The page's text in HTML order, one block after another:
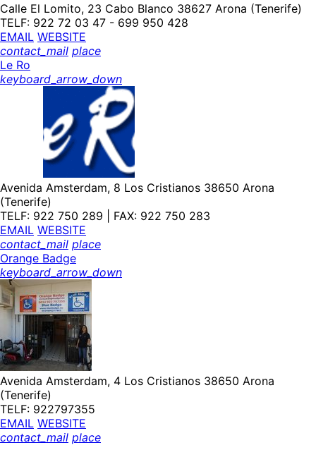
Calle El Lomito, 23 Cabo Blanco 38627 Arona (Tenerife)
TELF: 922 72 03 47 - 699 950 428
EMAIL WEBSITE
contact_mail place
Le Ro
keyboard_arrow_down
Avenida Amsterdam, 8 Los Cristianos 38650 Arona
(Tenerife)
TELF: 922 750 289 | FAX: 922 750 283
EMAIL WEBSITE
contact_mail place
Orange Badge
keyboard_arrow_down
Avenida Amsterdam, 4 Los Cristianos 38650 Arona
(Tenerife)
TELF: 922797355
EMAIL WEBSITE
contact_mail place